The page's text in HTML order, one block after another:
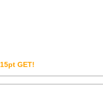
15pt GET!